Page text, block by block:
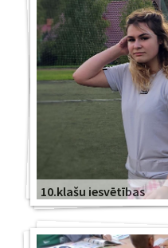
10.klašu iesvētības